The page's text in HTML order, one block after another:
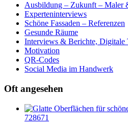
Ausbildung – Zukunft – Maler
Experteninterviews
Schöne Fassaden – Referenzen
Gesunde Räume
Interviews & Berichte, Digitale
Motivation
QR-Codes
Social Media im Handwerk
Oft angesehen
728671